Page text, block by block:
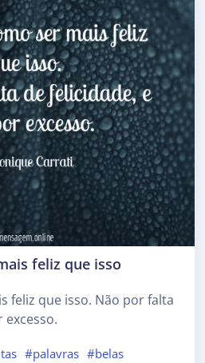
feliz que isso
feliz que isso. Não por falta
excesso.
#palavras #belas